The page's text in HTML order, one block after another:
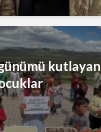
kutlayan